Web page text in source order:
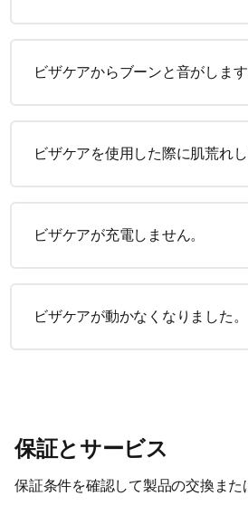
ビザケアからブーンと音がします
ビザケアを使用した際に肌荒れし
ビザケアが充電しません。
ビザケアが動かなくなりました。
保証とサービス
保証条件を確認して製品の交換また